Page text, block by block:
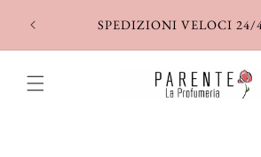
direttamente
SPEDIZIONI VELOCI 24/